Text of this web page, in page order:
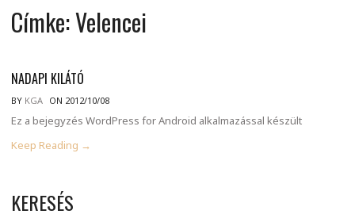
Címke:Velencei
NADAPI KILÁTÓ
BY KGA ON 2012/10/08
Ez a bejegyzés WordPress for Android alkalmazással készült
Keep Reading →
KERESÉS